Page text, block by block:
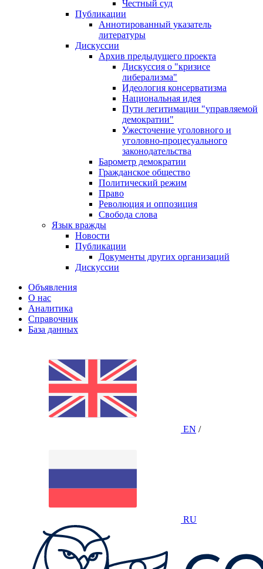
Честный суд
Публикации
Аннотированный указатель
литературы
Дискуссии
Архив предыдущего проекта
Дискуссия о "кризисе
либерализма"
Идеология консерватизма
Национальная идея
Пути легитимации "управляемой
демократии"
Ужесточение уголовного и
уголовно-процесуального
законодательства
Барометр демократии
Гражданское общество
Политический режим
Право
Революция и оппозиция
Свобода слова
Язык вражды
Новости
Публикации
Документы других организаций
Дискуссии
Объявления
О нас
Аналитика
Справочник
База данных
EN /
RU